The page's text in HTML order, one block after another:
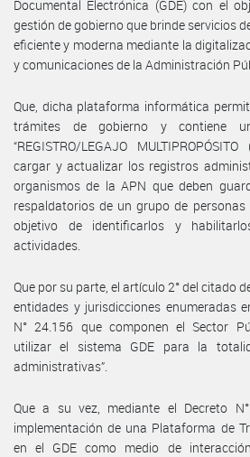
Documental Electrónica (GDE) con el
gestión de gobierno que brinde servicios
eficiente y moderna mediante la
y comunicaciones de la Administración
Que, dicha plataforma informática
trámites de gobierno y contiene
“REGISTRO/LEGAJO
cargar y actualizar los registros
organismos de la APN que deben
respaldatorios de un grupo de
objetivo de identificarlos y
actividades.
Que por su parte, el artículo 2° del citado
entidades y jurisdicciones enumeradas
N° 24.156 que componen el Sector
utilizar el sistema GDE para la
administrativas”.
Que a su vez, mediante el Decreto
implementación de una Plataforma de
en el GDE como medio de